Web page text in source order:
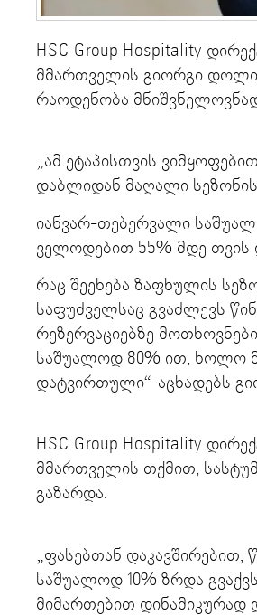
HSC Group Hospitality
მმართველის გიორგი
რაოდენობა
„ამ ეტაპისთვის
დაბლიდან მაღალი
იანვარ-თებერვალი
ველოდებით 55% მდე თვის
რაც შეეხება ზაფხულის
საფუძველსაც გვაძლევს
რეზერვაციებზე
საშუალოდ 80% ით, ხოლო
დატვირთული“-აცხადებს
HSC Group Hospitality
მმართველის თქმით,
გაზარდა.
„ფასებთან
საშუალოდ 10% ზრდა
მიმართებით